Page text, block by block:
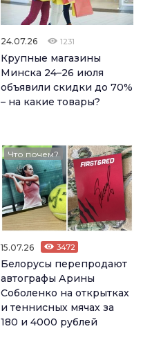
24.07.26 1231
Крупные магазины
Минска 24–26 июля
объявили скидки до 70%
– на какие товары?
Что почем?
15.07.26 3472
Белорусы перепродают
автографы Арины
Соболенко на открытках
и теннисных мячах за
180 и 4000 рублей